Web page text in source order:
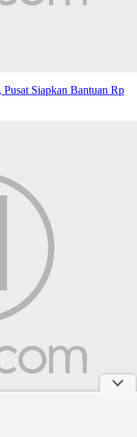
Siapkan Bantuan Rp